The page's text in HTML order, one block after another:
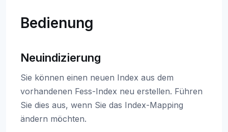
Bedienung
Neuindizierung
Sie können einen neuen Index aus dem
vorhandenen Fess-Index neu erstellen. Führen
Sie dies aus, wenn Sie das Index-Mapping
ändern möchten.